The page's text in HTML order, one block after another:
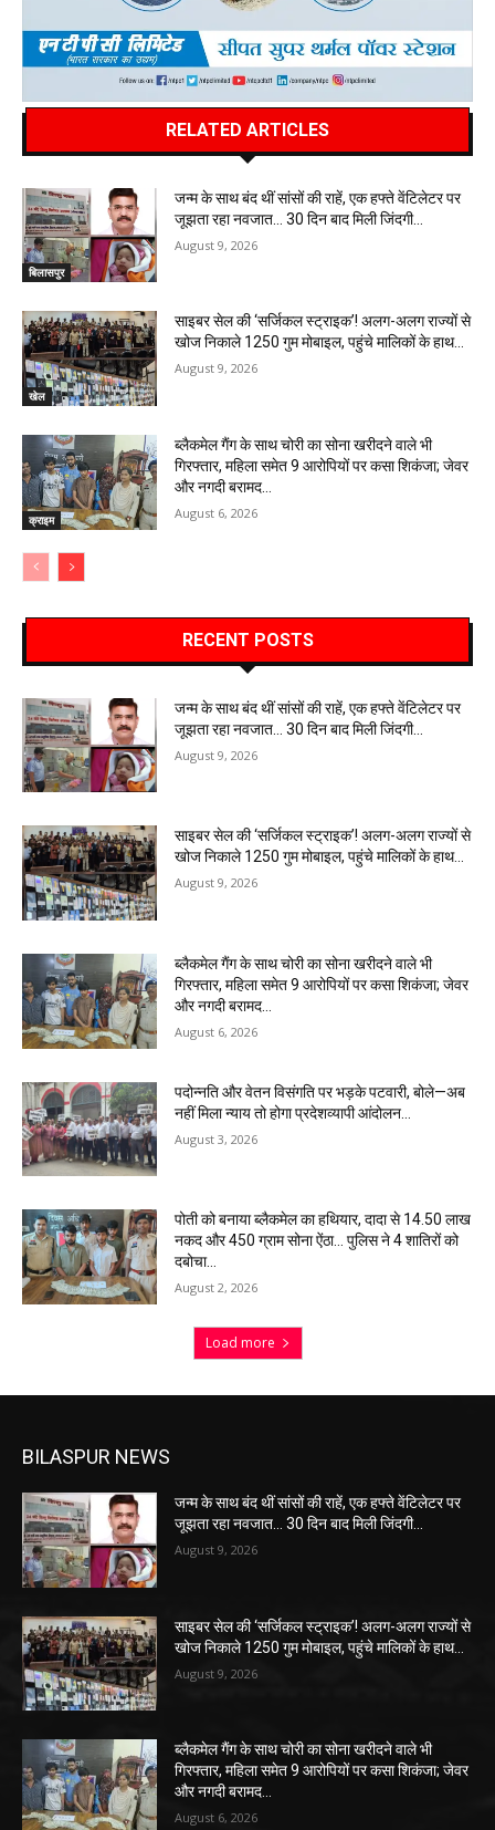
RELATED ARTICLES
बिलासपुर
जन्म के साथ बंद थीं सांसों की राहें, एक हफ्ते वेंटिलेटर पर
जूझता रहा नवजात… 30 दिन बाद मिली जिंदगी…
August 9, 2026
खेल
साइबर सेल की ‘सर्जिकल स्ट्राइक’! अलग-अलग राज्यों से
खोज निकाले 1250 गुम मोबाइल, पहुंचे मालिकों के हाथ…
August 9, 2026
क्राइम
ब्लैकमेल गैंग के साथ चोरी का सोना खरीदने वाले भी
गिरफ्तार, महिला समेत 9 आरोपियों पर कसा शिकंजा; जेवर
और नगदी बरामद…
August 6, 2026
RECENT POSTS
जन्म के साथ बंद थीं सांसों की राहें, एक हफ्ते वेंटिलेटर पर
जूझता रहा नवजात… 30 दिन बाद मिली जिंदगी…
August 9, 2026
साइबर सेल की ‘सर्जिकल स्ट्राइक’! अलग-अलग राज्यों से
खोज निकाले 1250 गुम मोबाइल, पहुंचे मालिकों के हाथ…
August 9, 2026
ब्लैकमेल गैंग के साथ चोरी का सोना खरीदने वाले भी
गिरफ्तार, महिला समेत 9 आरोपियों पर कसा शिकंजा; जेवर
और नगदी बरामद…
August 6, 2026
पदोन्नति और वेतन विसंगति पर भड़के पटवारी, बोले—अब
नहीं मिला न्याय तो होगा प्रदेशव्यापी आंदोलन…
August 3, 2026
पोती को बनाया ब्लैकमेल का हथियार, दादा से 14.50 लाख
नकद और 450 ग्राम सोना ऐंठा… पुलिस ने 4 शातिरों को
दबोचा…
August 2, 2026
Load more
BILASPUR NEWS
जन्म के साथ बंद थीं सांसों की राहें, एक हफ्ते वेंटिलेटर पर
जूझता रहा नवजात… 30 दिन बाद मिली जिंदगी…
August 9, 2026
साइबर सेल की ‘सर्जिकल स्ट्राइक’! अलग-अलग राज्यों से
खोज निकाले 1250 गुम मोबाइल, पहुंचे मालिकों के हाथ…
August 9, 2026
ब्लैकमेल गैंग के साथ चोरी का सोना खरीदने वाले भी
गिरफ्तार, महिला समेत 9 आरोपियों पर कसा शिकंजा; जेवर
और नगदी बरामद…
August 6, 2026